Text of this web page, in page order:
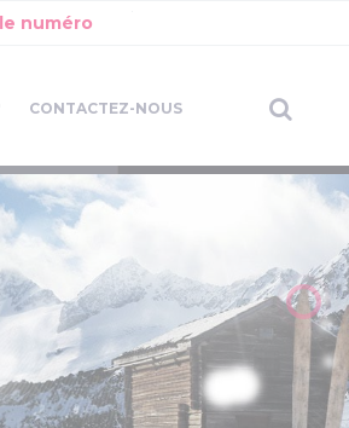
numéro
CONTACTEZ-NOUS